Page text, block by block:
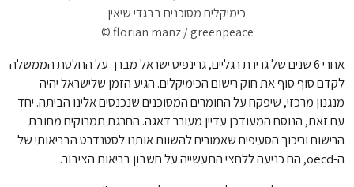
כימיקלים מסוכנים בבגדי שיאין
© florian manz / greenpeace
אחרי 6 שנים של גרירת רגליים, גרינפיס ישראל מברך על החלטת הממשלה
לקדם סוף סוף את חוק רישום הכימיקלים. הגיע הזמן שלישראל יהיה
מנגנון מרכזי, שיפקח על החומרים המסוכנים שנכנסים אלינו הביתה. יחד
עם זאת, הנוסח המעודכן עדיין מעורר דאגה. החרגת תמרוקים מחובת
הרישום וריכוך הסעיפים שאמורים להשוות אותנו לסטנדרט הבריאותי של
ה-oecd, הם כניעה ללחצי התעשייה על חשבון בריאות הציבור.